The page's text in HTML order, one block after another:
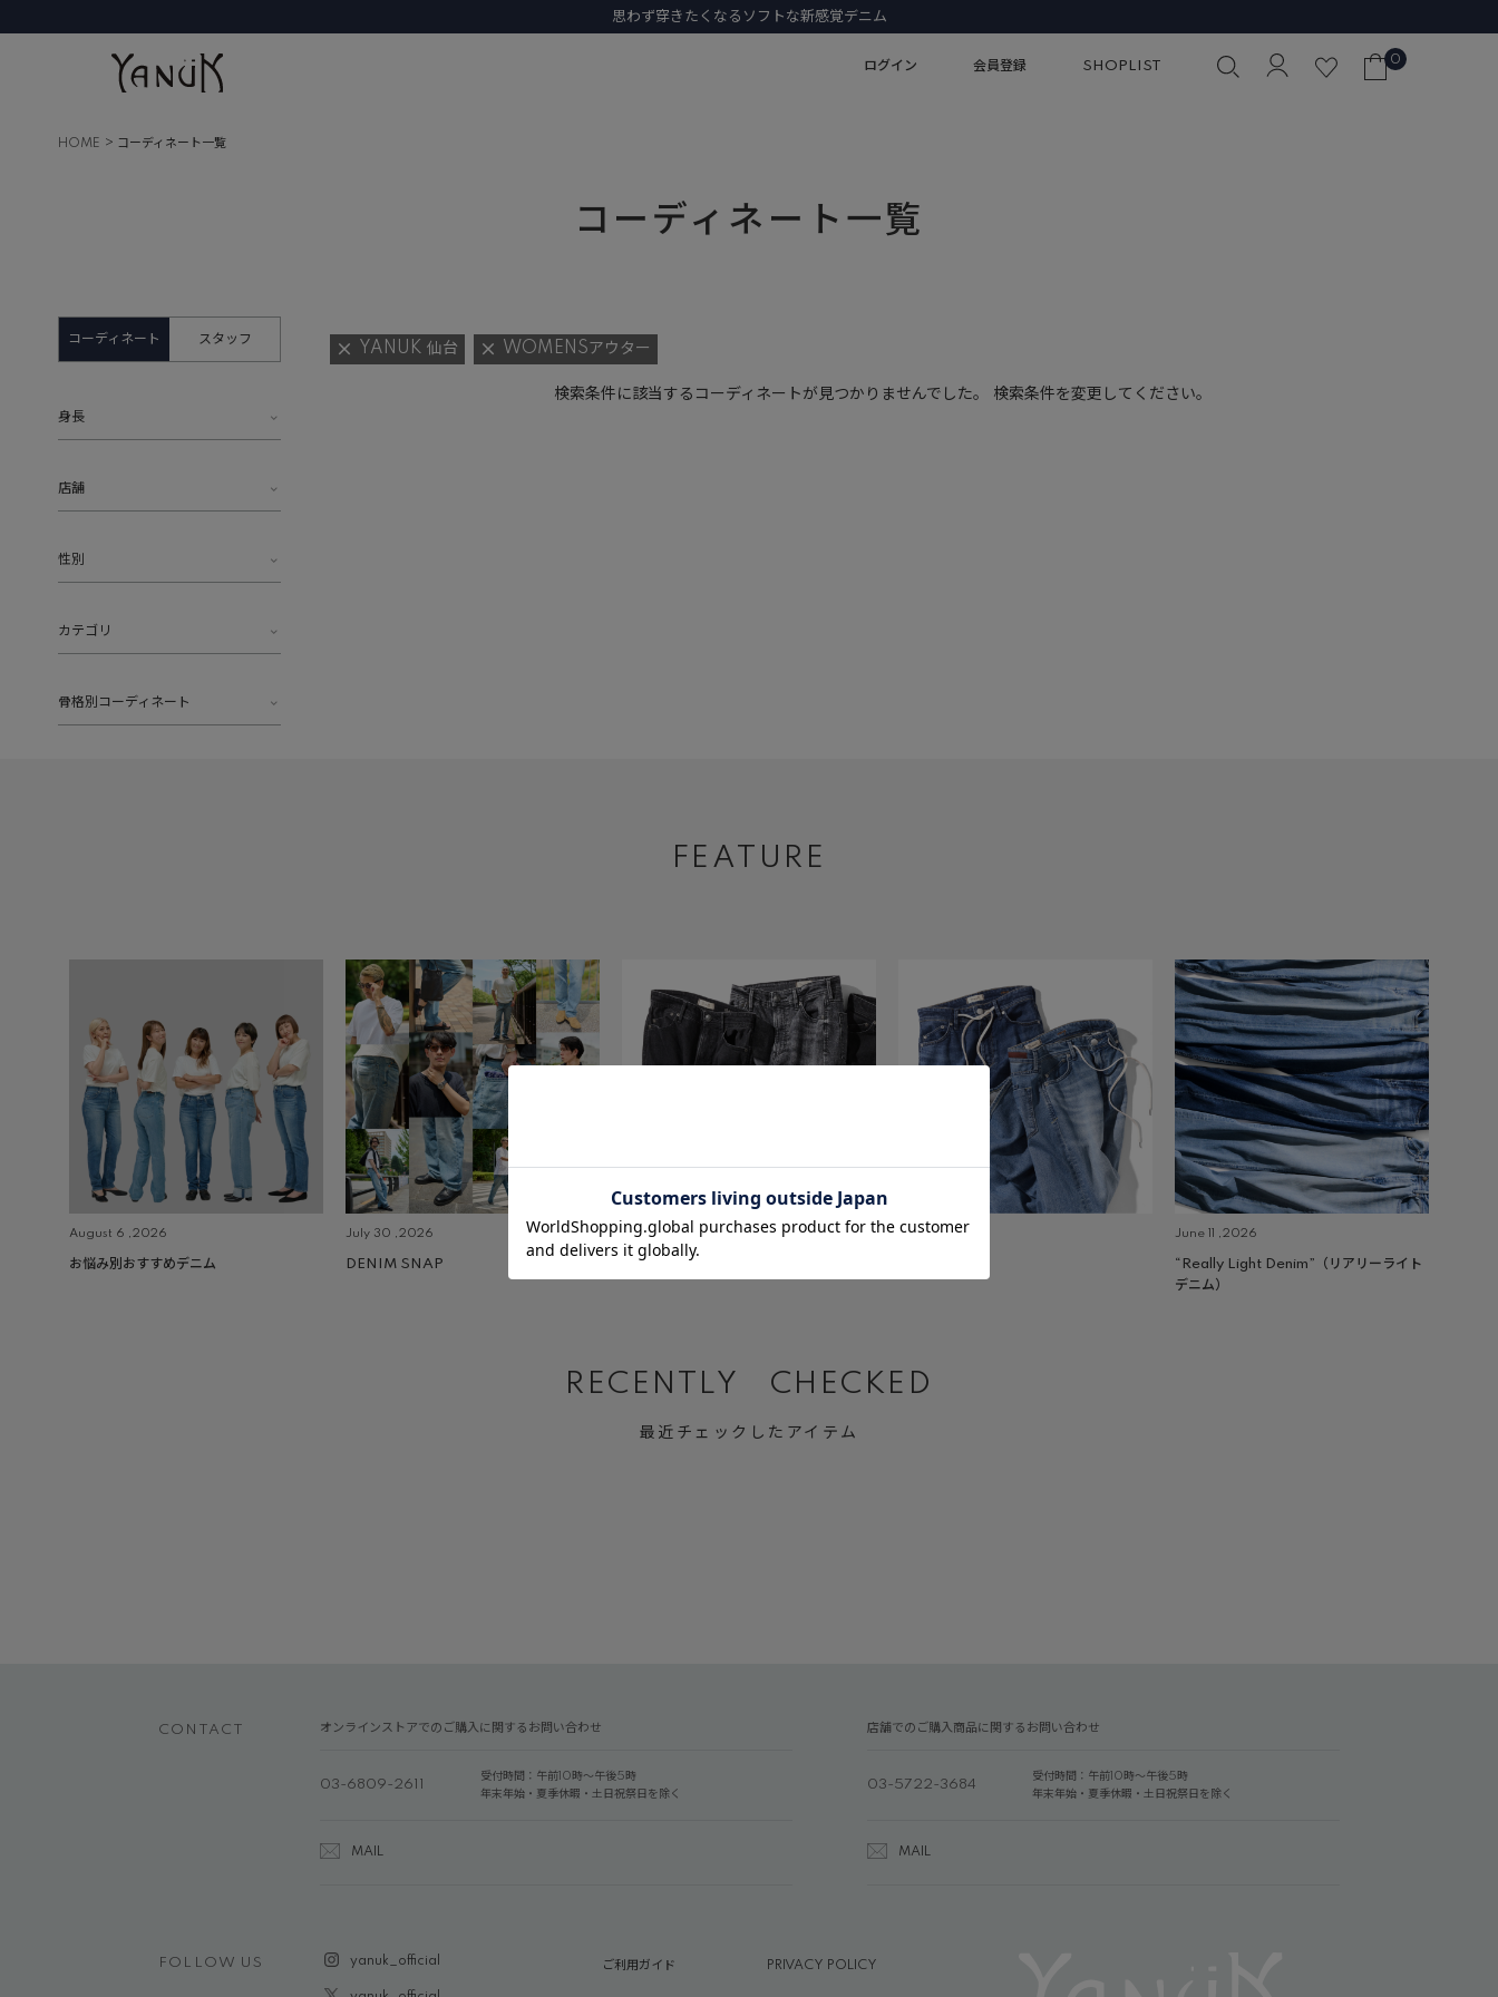
思わず穿きたくなるソフトな新感覚デニム
ログイン 会員登録 SHOPLIST 0
HOME コーディネート一覧
コーディネート一覧
コーディネート スタッフ
身長
店舗
性別
カテゴリ
骨格別コーディネート
YANUK 仙台 WOMENSアウター
検索条件に該当するコーディネートが見つかりませんでした。 検索条件を変更してください。
FEATURE
August 6 ,2026
お悩み別おすすめデニム
July 30 ,2026
DENIM SNAP
July 23 ,2026
BLACK&GRAY DENIM
July 2 ,2026 June 11 ,2026
“Really Light Denim”（リアリーライト
デニム）
RECENTLY CHECKED
最近チェックしたアイテム
CONTACT オンラインストアでのご購入に関するお問い合わせ
03-6809-2611
受付時間：午前10時～午後5時
年末年始・夏季休暇・土日祝祭日を除く
MAIL
店舗でのご購入商品に関するお問い合わせ
03-5722-3684
受付時間：午前10時～午後5時
年末年始・夏季休暇・土日祝祭日を除く
MAIL
FOLLOW US yanuk_official ご利用ガイド PRIVACY POLICY